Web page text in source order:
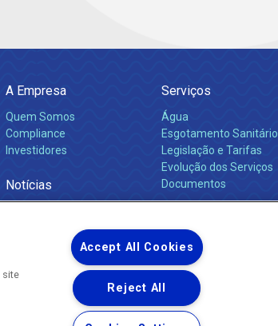
A Empresa
Quem Somos
Compliance
Investidores
Notícias
Serviços
Água
Esgotamento Sanitário
Legislação e Tarifas
Evolução dos Serviços
Documentos
- Todos os Direitos Reservados.
site
Accept All Cookies
Reject All